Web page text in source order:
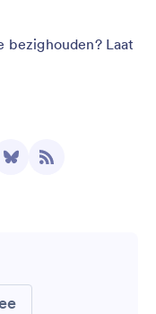
bezighouden? Laat